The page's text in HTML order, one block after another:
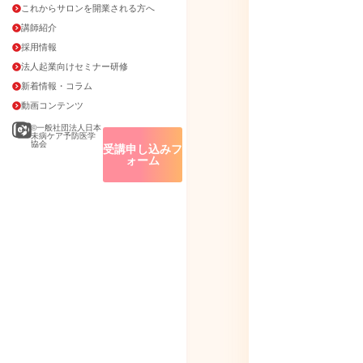
これからサロンを開業される方へ
講師紹介
採用情報
法人起業向けセミナー研修
新着情報・コラム
動画コンテンツ
©一般社団法人日本
未病ケア予防医学
協会
受講申し込みフ
ォーム